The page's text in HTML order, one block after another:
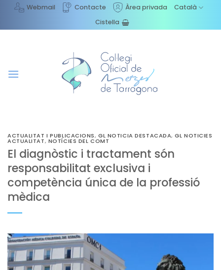
content
Webmail Contacte Àrea privada
Català
Cistella
ACTUALITAT I PUBLICACIONS,GL NOTICIA DESTACADA,GL NOTICIES
ACTUALITAT, NOTÍCIES DEL COMT
El diagnòstic i tractament són
responsabilitat exclusiva i
competència única de la professió
mèdica